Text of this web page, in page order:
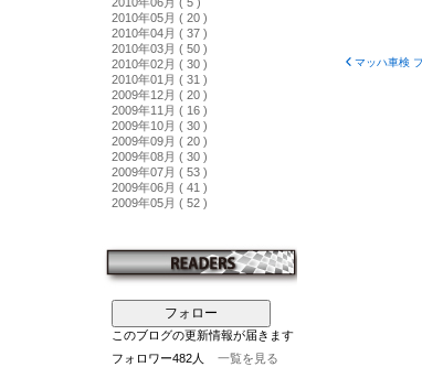
2010年05月 ( 20 )
2010年04月 ( 37 )
2010年03月 ( 50 )
2010年02月 ( 30 )
2010年01月 ( 31 )
2009年12月 ( 20 )
2009年11月 ( 16 )
2009年10月 ( 30 )
2009年09月 ( 20 )
2009年08月 ( 30 )
2009年07月 ( 53 )
2009年06月 ( 41 )
2009年05月 ( 52 )
フォロー
このブログの更新情報が届きます
フォロワー482人
一覧を見る